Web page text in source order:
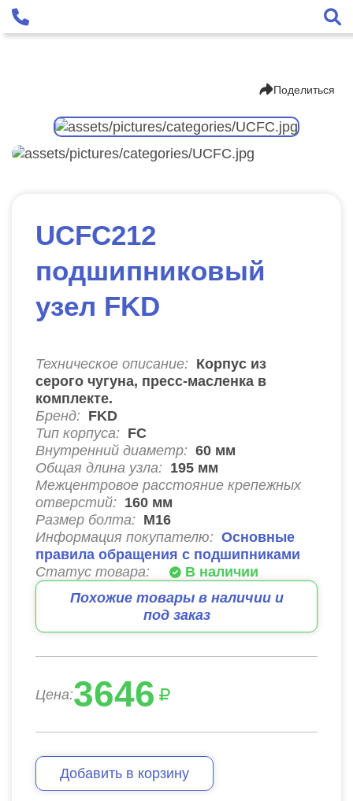
Поделиться
UCFC212
подшипниковый
узел FKD
Техническое описание: Корпус из
серого чугуна, пресс-масленка в
комплекте.
Бренд: FKD
Тип корпуса: FC
Внутренний диаметр: 60 мм
Общая длина узла: 195 мм
Межцентровое расстояние крепежных
отверстий: 160 мм
Размер болта: М16
Информация покупателю: Основные
правила обращения с подшипниками
Статус товара:
В наличии
Похожие товары в наличии и
под заказ
Цена:3646
Добавить в корзину